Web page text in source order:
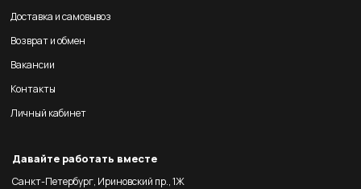
Доставка и самовывоз
Возврат и обмен
Вакансии
Контакты
Личный кабинет
Давайте работать вместе
Санкт-Петербург, Ириновский пр., 1Ж